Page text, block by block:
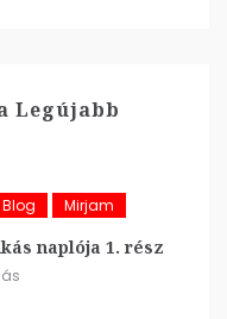
Legújabb
Blog Mirjam
naplója 1. rész